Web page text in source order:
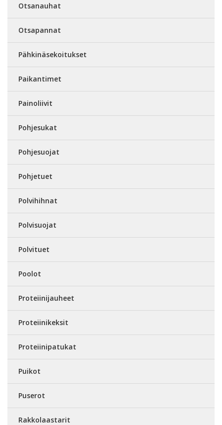
Otsanauhat
Otsapannat
Pähkinäsekoitukset
Paikantimet
Painoliivit
Pohjesukat
Pohjesuojat
Pohjetuet
Polvihihnat
Polvisuojat
Polvituet
Poolot
Proteiinijauheet
Proteiinikeksit
Proteiinipatukat
Puikot
Puserot
Rakkolaastarit